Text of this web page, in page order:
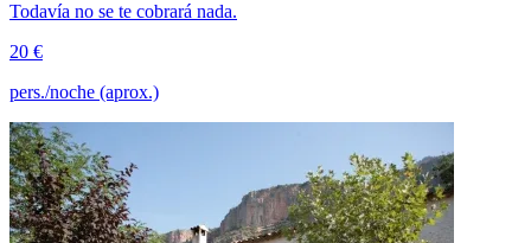
Todavía no se te cobrará nada.
20 €
pers./noche (aprox.)